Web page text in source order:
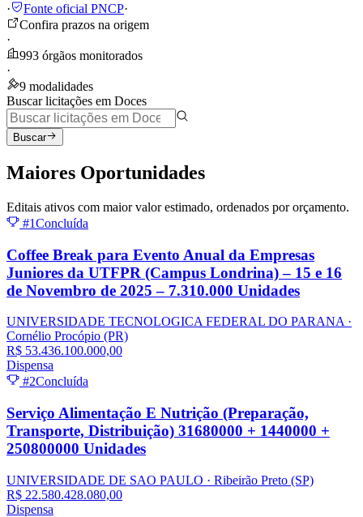
·
Fonte oficial PNCP·
Confira prazos na origem
·
993 órgãos monitorados
·
9 modalidades
Buscar licitações em Doces
Buscar
Maiores Oportunidades
Editais ativos com maior valor estimado, ordenados por orçamento.
#1Concluída
Coffee Break para Evento Anual da Empresas
Juniores da UTFPR (Campus Londrina) – 15 e 16
de Novembro de 2025 – 7.310.000 Unidades
UNIVERSIDADE TECNOLOGICA FEDERAL DO PARANA ·
Cornélio Procópio (PR)
R$ 53.436.100.000,00
Dispensa
#2Concluída
Serviço Alimentação E Nutrição (Preparação,
Transporte, Distribuição) 31680000 + 1440000 +
250800000 Unidades
UNIVERSIDADE DE SAO PAULO · Ribeirão Preto (SP)
R$ 22.580.428.080,00
Dispensa